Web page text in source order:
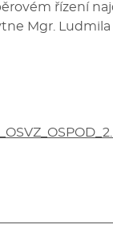
řízení
Mgr. Ludmila